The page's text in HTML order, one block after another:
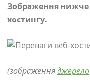
Зображення нижче
хостингу.
(зображенняджерело